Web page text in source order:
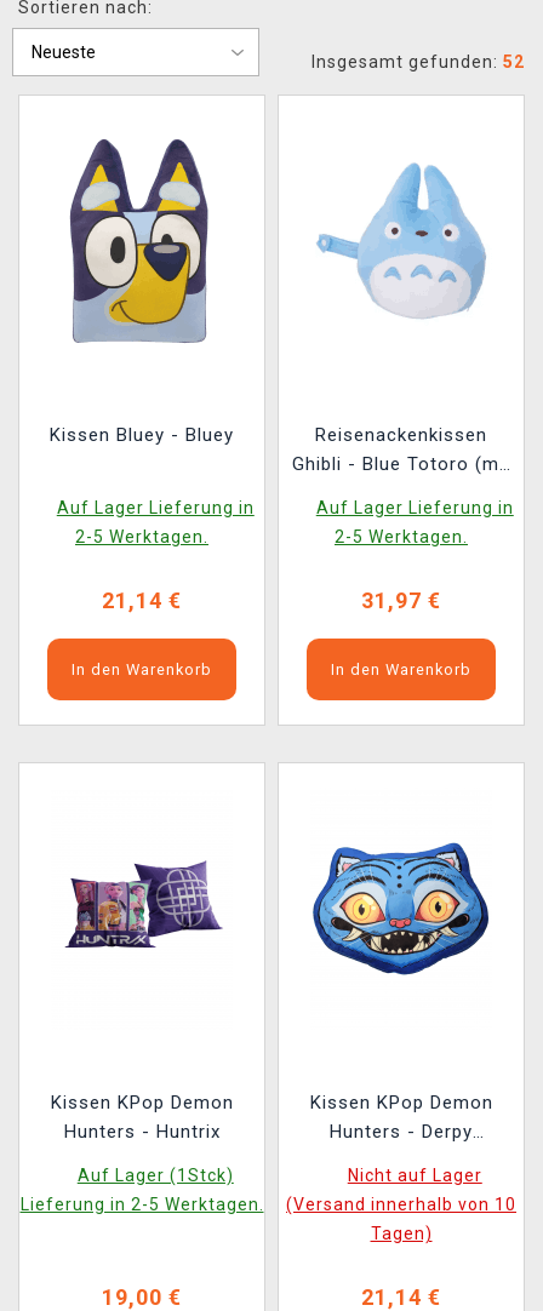
XZONE CLUB
Sortieren nach:
Insgesamt gefunden: 52
Kissen Bluey - Bluey
Auf Lager Lieferung in
2-5 Werktagen.
21,14 €
In den Warenkorb
Reisenackenkissen
Ghibli - Blue Totoro (mit
Auf Lager Lieferung in
2-5 Werktagen.
31,97 €
In den Warenkorb
Kissen KPop Demon
Hunters - Huntrix
Auf Lager (1Stck)
Lieferung in 2-5 Werktagen.
19,00 €
Kissen KPop Demon
Hunters - Derpy
Nicht auf Lager
(Versand innerhalb von 10
Tagen)
21,14 €